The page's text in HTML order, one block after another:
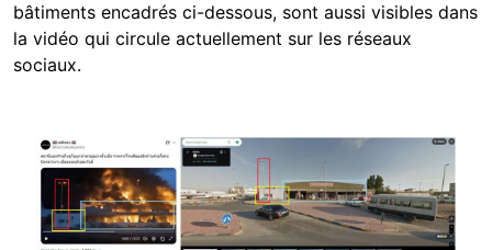
bâtiments encadrés ci-dessous, sont aussi visibles dans
la vidéo qui circule actuellement sur les réseaux
sociaux.
Image